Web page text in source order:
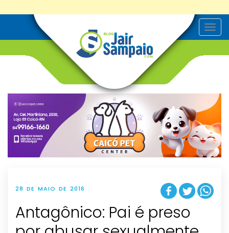
T
o
v
g
t
i
o
n
28 DE MAIO DE 2016
Antagônico: Pai é preso